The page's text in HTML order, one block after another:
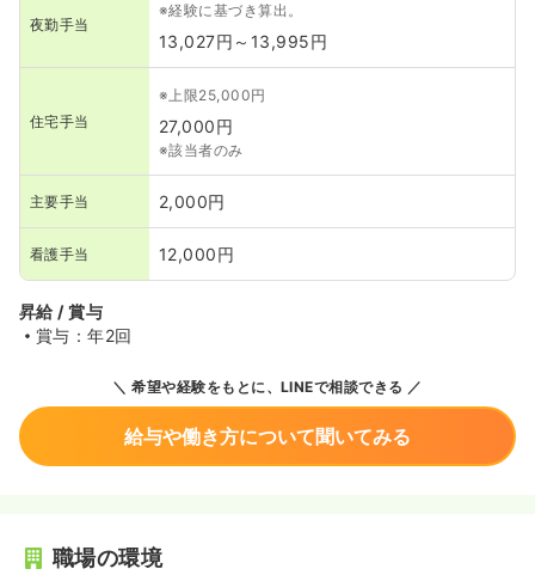
夜勤手当
※経験に基づき算出。
13,027円～13,995円
住宅手当
※上限25,000円
27,000円
※該当者のみ
主要手当 2,000円
看護手当 12,000円
昇給 / 賞与
賞与：年2回
希望や経験をもとに、LINEで相談できる
給与や働き方について聞いてみる
職場の環境